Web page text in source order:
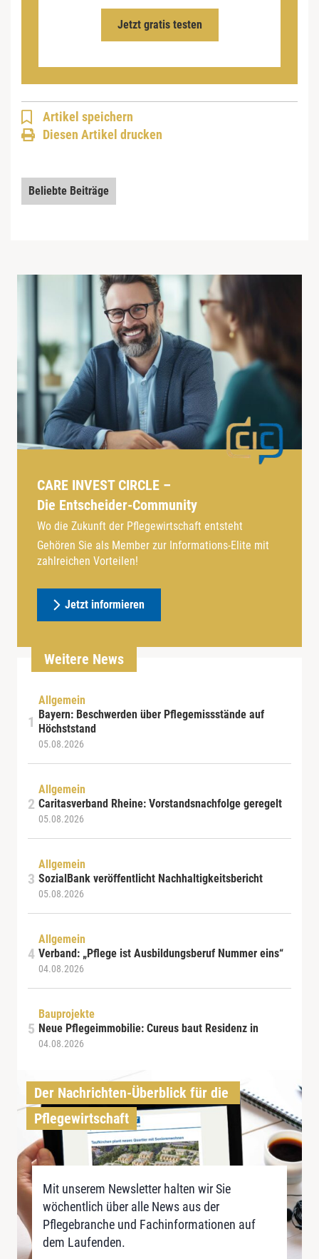
Jetzt gratis testen
Artikel speichern
Diesen Artikel drucken
Beliebte Beiträge
CARE INVEST CIRCLE –
Die Entscheider-Community
Wo die Zukunft der Pflegewirtschaft entsteht
Gehören Sie als Member zur Informations-Elite mit
zahlreichen Vorteilen!
Jetzt informieren
Weitere News
Allgemein
Bayern: Beschwerden über Pflegemissstände auf
Höchststand
05.08.2026
Allgemein
Caritasverband Rheine: Vorstandsnachfolge geregelt
05.08.2026
Allgemein
SozialBank veröffentlicht Nachhaltigkeitsbericht
05.08.2026
Allgemein
Verband: „Pflege ist Ausbildungsberuf Nummer eins“
04.08.2026
Bauprojekte
Neue Pflegeimmobilie: Cureus baut Residenz in
04.08.2026
Der Nachrichten-Überblick für die
Pflegewirtschaft
Mit unserem Newsletter halten wir Sie
wöchentlich über alle News aus der
Pflegebranche und Fachinformationen auf
dem Laufenden.